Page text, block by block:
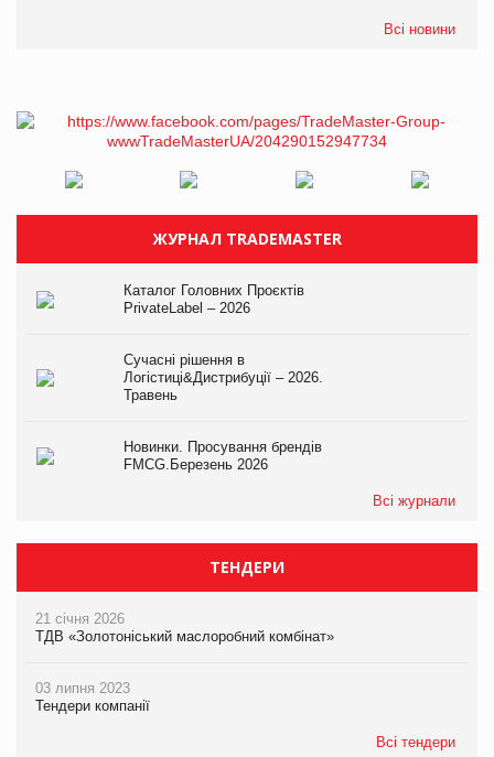
Всі новини
ЖУРНАЛ TRADEMASTER
Каталог Головних Проєктів
PrivateLabel – 2026
Сучасні рішення в
Логістиці&Дистрибуції – 2026.
Травень
Новинки. Просування брендів
FMCG.Березень 2026
Всі журнали
ТЕНДЕРИ
21 січня 2026
ТДВ «Золотоніський маслоробний комбінат»
03 липня 2023
Тендери компанії
Всі тендери